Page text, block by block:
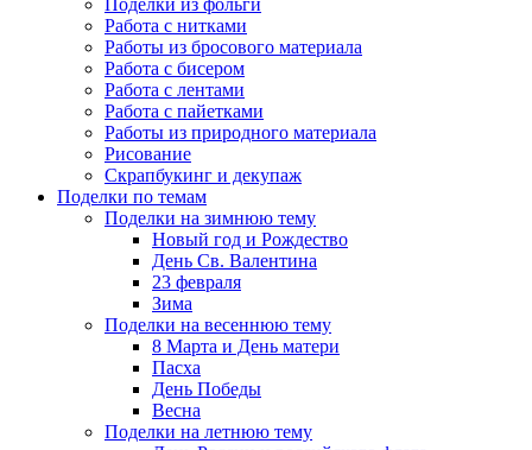
Поделки из фольги
Работа с нитками
Работы из бросового материала
Работа с бисером
Работа с лентами
Работа с пайетками
Работы из природного материала
Рисование
Скрапбукинг и декупаж
Поделки по темам
Поделки на зимнюю тему
Новый год и Рождество
День Св. Валентина
23 февраля
Зима
Поделки на весеннюю тему
8 Марта и День матери
Пасха
День Победы
Весна
Поделки на летнюю тему